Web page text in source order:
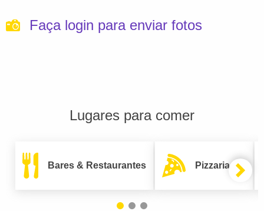
Faça login para enviar fotos
Lugares para comer
Bares & Restaurantes Pizzarias